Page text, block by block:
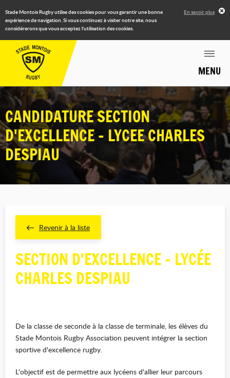
Stade Montois Rugby utilise des cookies pour vous garantir une bonne
expérience de navigation. Si vous continuez à visiter notre site, nous
considérerons que vous acceptez l'utilisation des cookies.
En savoir plus
MENU
CANDIDATURE SECTION
D'EXCELLENCE - LYCEE CHARLES
DESPIAU
Revenir à la liste
SECTION D'EXCELLENCE - LYCÉE
CHARLES DESPIAU
De la classe de seconde à la classe de terminale, les élèves du
Stade Montois Rugby Association peuvent intégrer la section
sportive d'excellence rugby.
L'objectif est de permettre aux lycéens d'allier leur parcours